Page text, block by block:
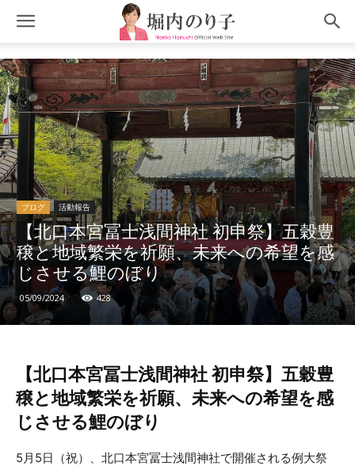
ブログ 活動報告
【北口本宮冨士浅間神社 初申祭】五穀豊
穣と地域繁栄を祈願、未来への希望を感
じさせる鯉のぼり
05/09/2024 428
【北口本宮冨士浅間神社 初申祭】五穀豊
穣と地域繁栄を祈願、未来への希望を感
じさせる鯉のぼり
5月5日（祝）、北口本宮冨士浅間神社で開催される例大祭